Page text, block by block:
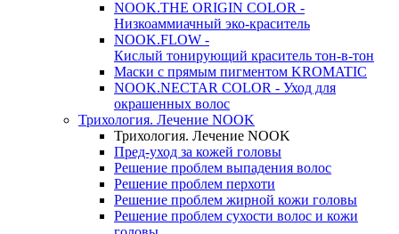
NOOK.THE ORIGIN COLOR -
Низкоаммиачный эко-краситель
NOOK.FLOW -
Кислый тонирующий краситель тон-в-тон
Маски с прямым пигментом KROMATIC
NOOK.NECTAR COLOR - Уход для
окрашенных волос
Трихология. Лечение NOOK
Трихология. Лечение NOOK
Пред-уход за кожей головы
Решение проблем выпадения волос
Решение проблем перхоти
Решение проблем жирной кожи головы
Решение проблем сухости волос и кожи